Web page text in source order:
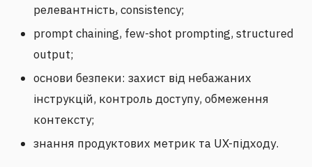
релевантність, consistency;
prompt chaining, few-shot prompting, structured
output;
основи безпеки: захист від небажаних
інструкцій, контроль доступу, обмеження
контексту;
знання продуктових метрик та UX-підходу.